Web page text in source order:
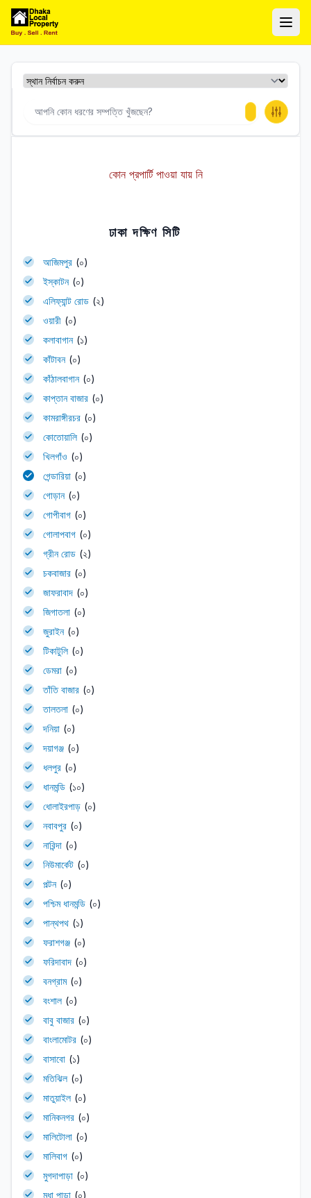
ঢাকা লোকাল প্রপার্টি
কোন প্রপার্টি পাওয়া যায় নি
ঢাকা দক্ষিণ সিটি
আজিমপুর (০)
ইস্কাটন (০)
এলিফ্যান্ট রোড (২)
ওয়ারী (০)
কলাবাগান (১)
কাঁটাবন (০)
কাঁঠালবাগান (০)
কাপ্তান বাজার (০)
কামরাঙ্গীরচর (০)
কোতোয়ালি (০)
খিলগাঁও (০)
গেন্ডারিয়া (০)
গোড়ান (০)
গোপীবাগ (০)
গোলাপবাগ (০)
গ্রীন রোড (২)
চকবাজার (০)
জাফরাবাদ (০)
জিগাতলা (০)
জুরাইন (০)
টিকাটুলি (০)
ডেমরা (০)
তাঁতি বাজার (০)
তালতলা (০)
দনিয়া (০)
দয়াগঞ্জ (০)
ধলপুর (০)
ধানমন্ডি (১০)
ধোলাইরপাড় (০)
নবাবপুর (০)
নারিন্দা (০)
নিউমার্কেট (০)
পল্টন (০)
পশ্চিম ধানমন্ডি (০)
পান্থপথ (১)
ফরাশগঞ্জ (০)
ফরিদাবাদ (০)
বনগ্রাম (০)
বংশাল (০)
বাবু বাজার (০)
বাংলামোটর (০)
বাসাবো (১)
মতিঝিল (০)
মাতুয়াইল (০)
মানিকনগর (০)
মালিটোলা (০)
মালিবাগ (০)
মুগদাপাড়া (০)
মৃধা পাড়া (০)